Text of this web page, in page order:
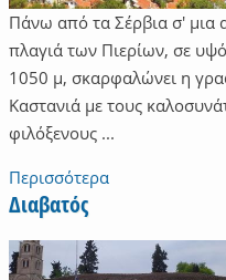
Πάνω από τα Σέρβια σ' μια
πλαγιά των Πιερίων, σε
1050 μ, σκαρφαλώνει η
Καστανιά με τους
φιλόξενους ...
Περισσότερα
Διαβατός